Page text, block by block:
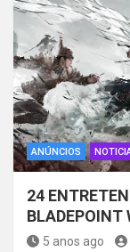
ANÚNCIOS
24
BLADEPOINT
5 anos ago